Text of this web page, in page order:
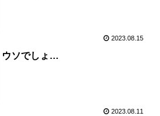
2023.08.15
ウソでしょ…
2023.08.11